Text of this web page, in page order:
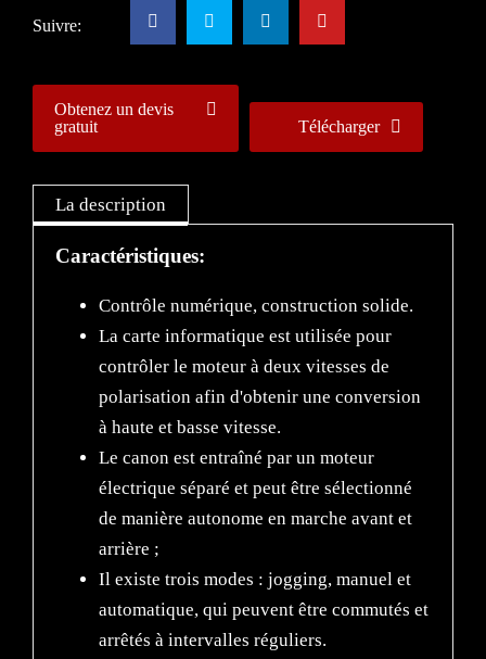
Suivre:
Obtenez un devis
gratuit
Télécharger
La description
Caractéristiques:
Contrôle numérique, construction solide.
La carte informatique est utilisée pour
contrôler le moteur à deux vitesses de
polarisation afin d'obtenir une conversion
à haute et basse vitesse.
Le canon est entraîné par un moteur
électrique séparé et peut être sélectionné
de manière autonome en marche avant et
arrière ;
Il existe trois modes : jogging, manuel et
automatique, qui peuvent être commutés et
arrêtés à intervalles réguliers.